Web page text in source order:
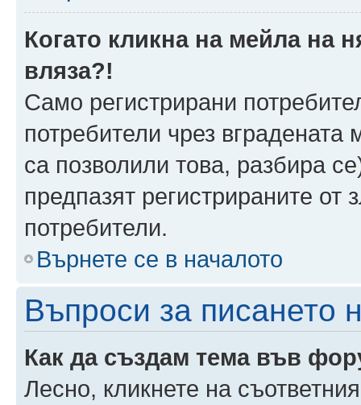
Когато кликна на мейла на
вляза?!
Само регистрирани
потребители чрез
са позволили това, разбира
предпазят регистрираните от
потребители.
Върнете се в началото
Въпроси за писането
Как да създам тема във
Лесно, кликнете на